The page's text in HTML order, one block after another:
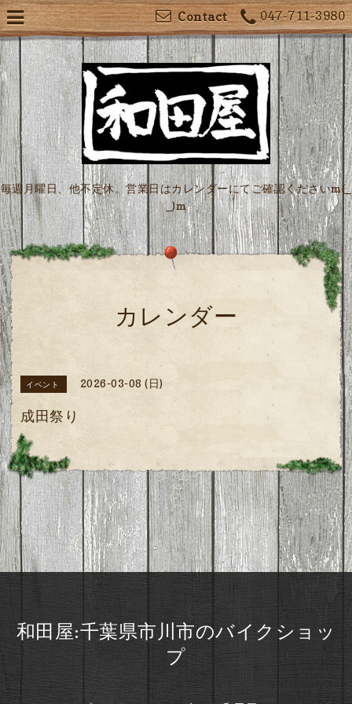
047-711-3980
Contact
毎週月曜日、他不定休。営業日はカレンダーにてご確認くださいm(_
_)m
カレンダー
イベント 2026-03-08 (日)
成田祭り
和田屋:千葉県市川市のバイクショッ
プ